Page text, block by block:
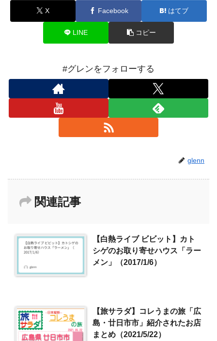
X Facebook はてブ
LINE コピー
#グレンをフォローする
glenn
関連記事
【白熱ライブ ビビット】カト
シゲのお取り寄せハウス「ラー
メン」（2017/1/6）
【旅サラダ】コレうまの旅「広
島・廿日市市」紹介されたお店
まとめ（2021/5/22）